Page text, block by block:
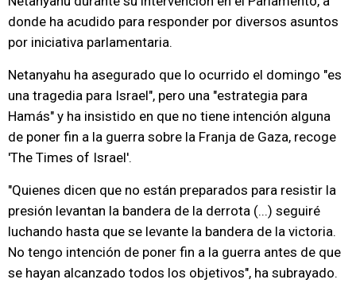
donde ha acudido para responder por diversos asuntos
por iniciativa parlamentaria.
Netanyahu ha asegurado que lo ocurrido el domingo "es
una tragedia para Israel", pero una "estrategia para
Hamás" y ha insistido en que no tiene intención alguna
de poner fin a la guerra sobre la Franja de Gaza, recoge
'The Times of Israel'.
"Quienes dicen que no están preparados para resistir la
presión levantan la bandera de la derrota (...) seguiré
luchando hasta que se levante la bandera de la victoria.
No tengo intención de poner fin a la guerra antes de que
se hayan alcanzado todos los objetivos", ha subrayado.